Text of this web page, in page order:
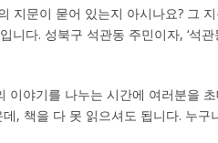
지문이 묻어 있는지 아시나요? 그
니다. 성북구 석관동 주민이자, ‘석
야기를 나누는 시간에 여러분을
, 책을 다 못 읽으셔도 됩니다. 누구